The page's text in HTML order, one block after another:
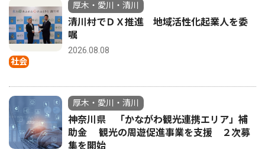
社会
厚木・愛川・清川
清川村でＤＸ推進 地域活性化起業人を委
嘱
2026.08.08
厚木・愛川・清川
神奈川県 「かながわ観光連携エリア」補
助金 観光の周遊促進事業を支援 ２次募
集を開始